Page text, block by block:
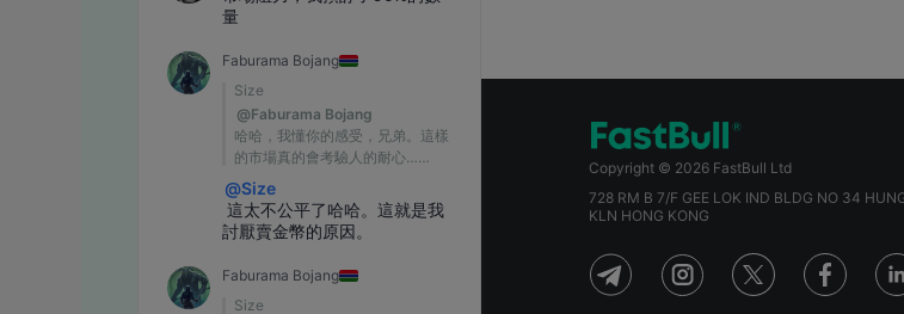
Copyright © 2026 FastBull Ltd
728 RM B 7/F GEE LOK IND BLDG NO 34
KLN HONG KONG